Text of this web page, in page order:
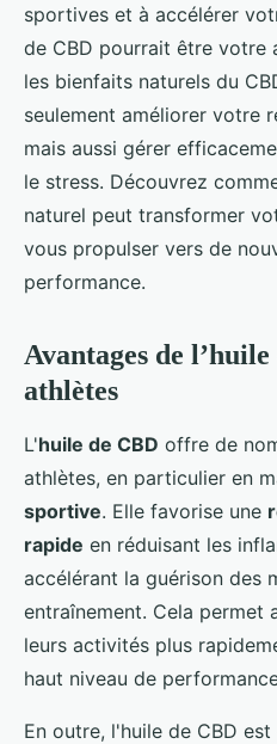
sportives et à accélérer
de CBD pourrait être votre
les bienfaits naturels du
seulement améliorer votre
mais aussi gérer
le stress. Découvrez
naturel peut transformer
vous propulser vers de
performance.
Avantages de
athlètes
L'huile de CBD offre de
athlètes, en particulier en
sportive. Elle favorise une
rapide en réduisant les
accélérant la guérison des
entraînement. Cela permet
leurs activités plus
haut niveau de
En outre, l'huile de CBD